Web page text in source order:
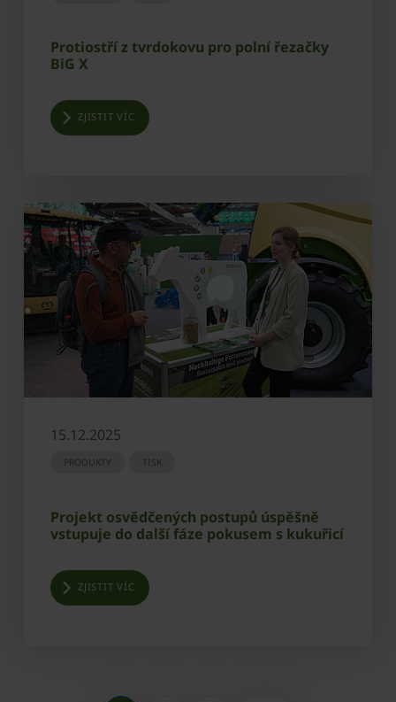
Protiostří z tvrdokovu pro polní řezačky
BiG X
ZJISTIT VÍC
15.12.2025
PRODUKTY TISK
Projekt osvědčených postupů úspěšně
vstupuje do další fáze pokusem s kukuřicí
ZJISTIT VÍC